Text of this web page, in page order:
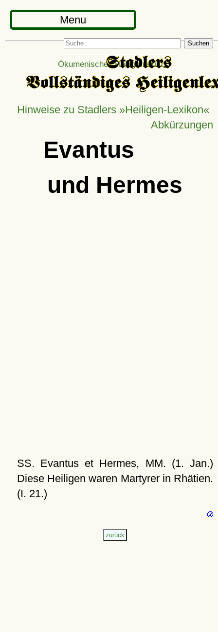
Menu
Suchen
Hinweise zu Stadlers »Heiligen-Lexikon«
Abkürzungen
Evantus
und Hermes
SS. Evantus et Hermes, MM. (1. Jan.)
Diese Heiligen waren Martyrer in Rhätien.
(I. 21.)
Ökumenisches Heiligenlexikon